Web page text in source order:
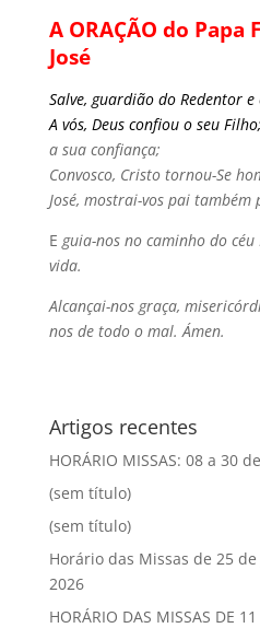
AORAÇÃO do Papa
José
Salve, guardião do Redentor e
A vós, Deus confiou o seu Filho;
a sua confiança;
Convosco, Cristo tornou-Se
José, mostrai-vos pai também
E guia-nos no caminho do céu
vida.
Alcançai-nos graça,
nos de todo o mal. Ámen.
Artigos recentes
HORÁRIO MISSAS: 08 a 30
(sem título)
(sem título)
Horário das Missas de 25
2026
HORÁRIO DAS MISSAS DE